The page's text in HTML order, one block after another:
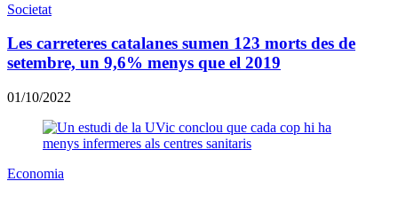
Societat
Les carreteres catalanes sumen 123 morts des de
setembre, un 9,6% menys que el 2019
01/10/2022
Economia